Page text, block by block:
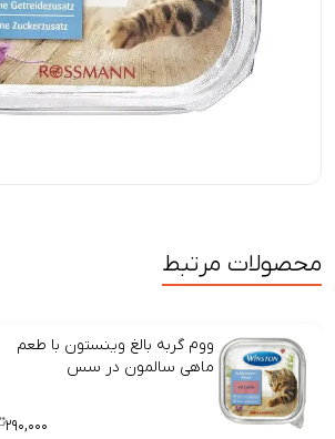
محصولات مرتبط
ووم گربه بالغ وینستون با طعم
ماهی سالمون در سس
۲۹۰,۰۰۰